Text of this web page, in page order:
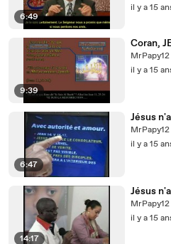
6:49
il y a 15
9:39
Coran,
MrPapy12
il y a 15
6:47
Jésus
MrPapy12
il y a 15
14:17
Jésus
MrPapy12
il y a 15